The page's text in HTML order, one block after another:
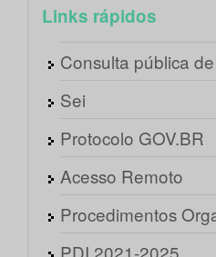
Links rápidos
Consulta pública
Sei
Protocolo GOV.BR
Acesso Remoto
Procedimentos